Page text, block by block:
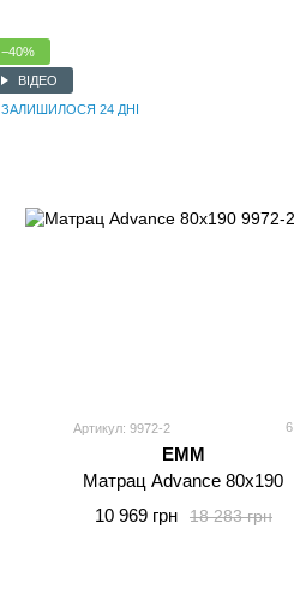
−40%
ВІДЕО
ЗАЛИШИЛОСЯ 24 ДНІ
Артикул: 9972-2 6
EMM
Матрац Advance 80x190
18 283 грн
10 969 грн